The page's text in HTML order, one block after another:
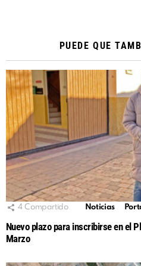
PUEDE QUE
4 Compartido Noticias
Nuevo plazo para inscribirse en el
Marzo